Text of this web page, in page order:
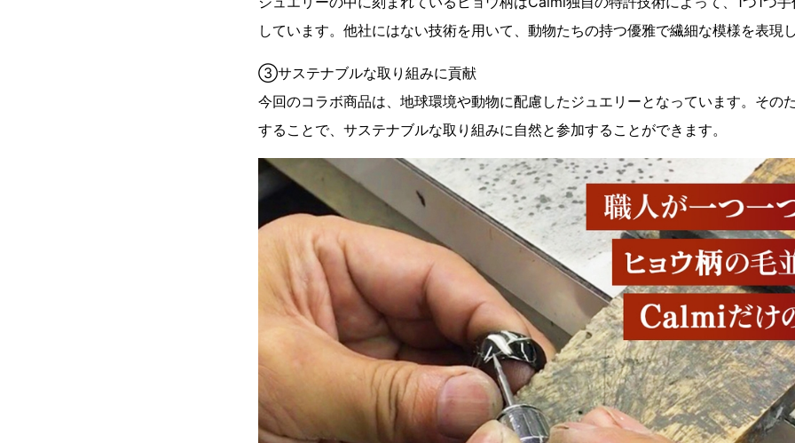
しています。他社にはない技術を用いて、動物たちの持つ優雅で繊細な模様を表現
③サステナブルな取り組みに貢献
今回のコラボ商品は、地球環境や動物に配慮したジュエリーとなっています。その
することで、サステナブルな取り組みに自然と参加することができます。